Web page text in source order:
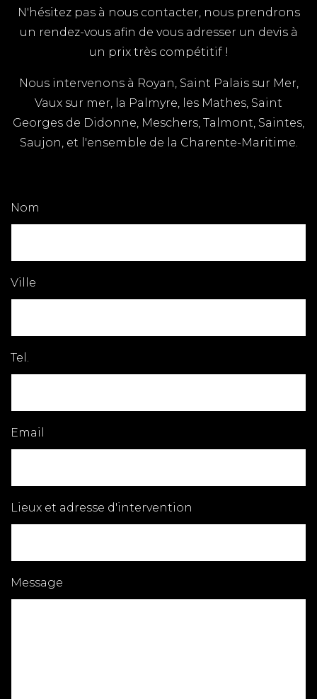
N'hésitez pas à nous contacter, nous prendrons
un rendez-vous afin de vous adresser un devis à
un prix très compétitif !
Nous intervenons à Royan, Saint Palais sur Mer,
Vaux sur mer, la Palmyre, les Mathes, Saint
Georges de Didonne, Meschers, Talmont, Saintes,
Saujon, et l'ensemble de la Charente-Maritime.
Nom
Ville
Tel.
Email
Lieux et adresse d'intervention
Message